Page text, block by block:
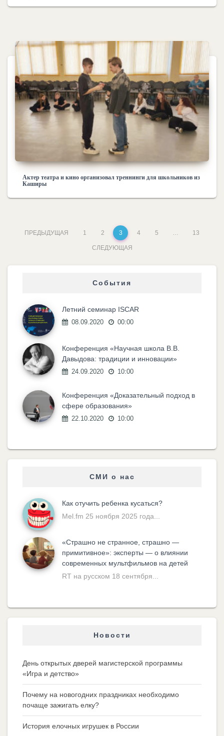
Актер театра и кино организовал треннинги для школьников из
Каширы
ПРЕДЫДУЩАЯ 1 2 3 4 5 … 13
СЛЕДУЮЩАЯ
События
Летний семинар ISCAR
08.09.2020 00:00
Конференция «Научная школа В.В.
Давыдова: традиции и инновации»
24.09.2020 10:00
Конференция «Доказательный подход в
сфере образования»
22.10.2020 10:00
СМИ о нас
Как отучить ребенка кусаться?
Mel.fm 25 ноября 2025 года...
«Cтрашно не странное, страшно —
примитивное»: эксперты — о влиянии
современных мультфильмов на детей
RT на русском 18 сентября...
Новости
День открытых дверей магистерской программы
«Игра и детство»
Почему на новогодних праздниках необходимо
почаще зажигать елку?
История елочных игрушек в России